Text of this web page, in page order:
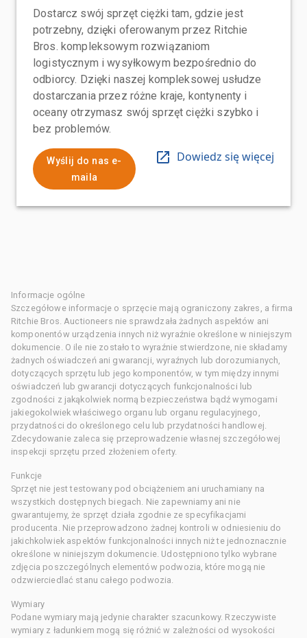
Dostarcz swój sprzęt ciężki tam, gdzie jest
potrzebny, dzięki oferowanym przez Ritchie
Bros. kompleksowym rozwiązaniom
logistycznym i wysyłkowym bezpośrednio do
odbiorcy. Dzięki naszej kompleksowej usłudze
dostarczania przez różne kraje, kontynenty i
oceany otrzymasz swój sprzęt ciężki szybko i
bez problemów.
Wyślij do nas e-
maila
Dowiedz się więcej
Informacje ogólne
Szczegółowe informacje o sprzęcie mają ograniczony zakres, a firma
Ritchie Bros. Auctioneers nie sprawdzała żadnych aspektów ani
komponentów urządzenia innych niż wyraźnie określone w niniejszym
dokumencie. O ile nie zostało to wyraźnie stwierdzone, nie składamy
żadnych oświadczeń ani gwarancji, wyraźnych lub dorozumianych,
dotyczących sprzętu lub jego komponentów, w tym między innymi
oświadczeń lub gwarancji dotyczących funkcjonalności lub
zgodności z jakąkolwiek normą bezpieczeństwa bądź wymogami
jakiegokolwiek właściwego organu lub organu regulacyjnego,
przydatności do określonego celu lub przydatności handlowej.
Zdecydowanie zaleca się przeprowadzenie własnej szczegółowej
inspekcji sprzętu przed złożeniem oferty.
Funkcje
Sprzęt nie jest testowany pod obciążeniem ani uruchamiany na
wszystkich dostępnych biegach. Nie zapewniamy ani nie
gwarantujemy, że sprzęt działa zgodnie ze specyfikacjami
producenta. Nie przeprowadzono żadnej kontroli w odniesieniu do
jakichkolwiek aspektów funkcjonalności innych niż te jednoznacznie
określone w niniejszym dokumencie. Udostępniono tylko wybrane
zdjęcia poszczególnych elementów podwozia, które mogą nie
odzwierciedlać stanu całego podwozia.
Wymiary
Podane wymiary mają jedynie charakter szacunkowy. Rzeczywiste
wymiary z ładunkiem mogą się różnić w zależności od wysokości